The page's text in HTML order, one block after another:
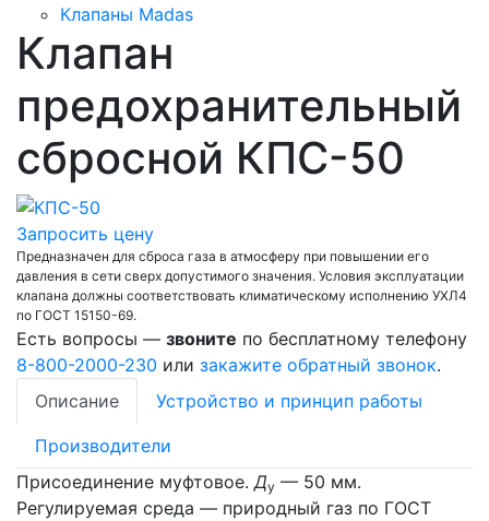
Клапаны Madas
Клапан
предохранительный
сбросной КПС-50
Запросить цену
Предназначен для сброса газа в атмосферу при повышении его
давления в сети сверх допустимого значения. Условия эксплуатации
клапана должны соответствовать климатическому исполнению УХЛ4
по ГОСТ 15150-69.
Есть вопросы — звоните по бесплатному телефону
8-800-2000-230 или закажите обратный звонок.
Описание
Устройство и принцип работы
Производители
Присоединение муфтовое.Ду — 50 мм.
Регулируемая среда — природный газ по ГОСТ